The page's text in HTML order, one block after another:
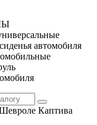
автомобиля
Каптива